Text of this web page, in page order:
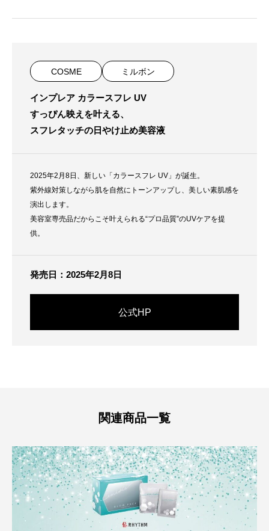
COSME ミルボン
インプレア カラースフレ UV
すっぴん映えを叶える、
スフレタッチの日やけ止め美容液
2025年2月8日、新しい「カラースフレ UV」が誕生。
紫外線対策しながら肌を自然にトーンアップし、美しい素肌感を
演出します。
美容室専売品だからこそ叶えられる“プロ品質”のUVケアを提
供。
発売日：2025年2月8日
公式HP
関連商品一覧